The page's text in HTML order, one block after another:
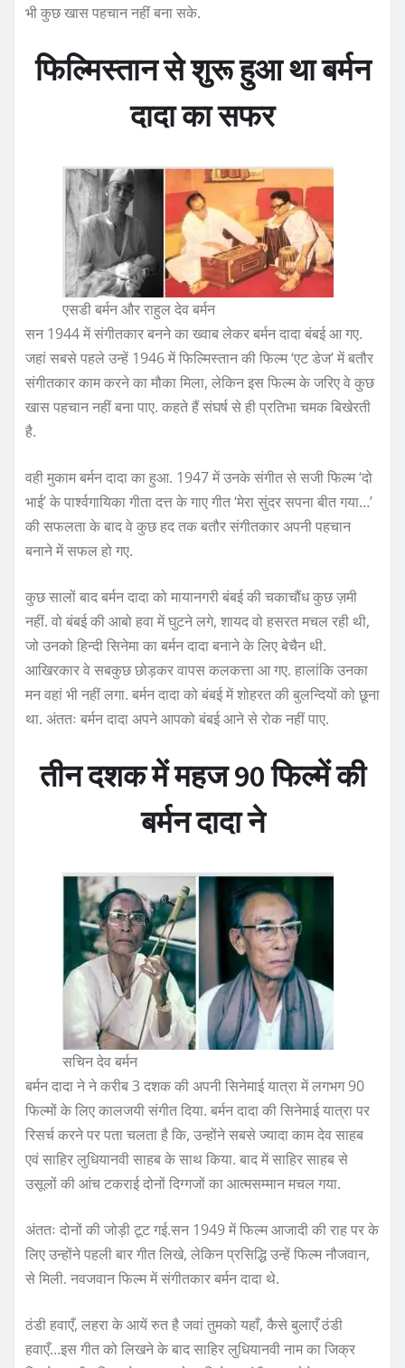
भी कुछ खास पहचान नहीं बना सके.
फिल्मिस्तान से शुरू हुआ था बर्मन
दादा का सफर
एसडी बर्मन और राहुल देव बर्मन
सन 1944 में संगीतकार बनने का ख्वाब लेकर बर्मन दादा बंबई आ गए.
जहां सबसे पहले उन्हें 1946 में फिल्मिस्तान की फिल्म ‘एट डेज’ में बतौर
संगीतकार काम करने का मौका मिला, लेकिन इस फिल्म के जरिए वे कुछ
खास पहचान नहीं बना पाए. कहते हैं संघर्ष से ही प्रतिभा चमक बिखेरती
है.
वही मुकाम बर्मन दादा का हुआ. 1947 में उनके संगीत से सजी फिल्म ‘दो
भाई’ के पार्श्वगायिका गीता दत्त के गाए गीत ‘मेरा सुंदर सपना बीत गया…’
की सफलता के बाद वे कुछ हद तक बतौर संगीतकार अपनी पहचान
बनाने में सफल हो गए.
कुछ सालों बाद बर्मन दादा को मायानगरी बंबई की चकाचौंध कुछ ज़मी
नहीं. वो बंबई की आबो हवा में घुटने लगे, शायद वो हसरत मचल रही थी,
जो उनको हिन्दी सिनेमा का बर्मन दादा बनाने के लिए बेचैन थी.
आखिरकार वे सबकुछ छोड़कर वापस कलकत्ता आ गए. हालांकि उनका
मन वहां भी नहीं लगा. बर्मन दादा को बंबई में शोहरत की बुलन्दियों को छूना
था. अंततः बर्मन दादा अपने आपको बंबई आने से रोक नहीं पाए.
तीन दशक में महज 90 फिल्में की
बर्मन दादा ने
सचिन देव बर्मन
बर्मन दादा ने ने करीब 3 दशक की अपनी सिनेमाई यात्रा में लगभग 90
फिल्मों के लिए कालजयी संगीत दिया. बर्मन दादा की सिनेमाई यात्रा पर
रिसर्च करने पर पता चलता है कि, उन्होंने सबसे ज्यादा काम देव साहब
एवं साहिर लुधियानवी साहब के साथ किया. बाद में साहिर साहब से
उसूलों की आंच टकराई दोनों दिग्गजों का आत्मसम्मान मचल गया.
अंततः दोनों की जोड़ी टूट गई.सन 1949 में फिल्म आजादी की राह पर के
लिए उन्होंने पहली बार गीत लिखे, लेकिन प्रसिद्धि उन्हें फिल्म नौजवान,
से मिली. नवजवान फिल्म में संगीतकार बर्मन दादा थे.
ठंडी हवाएँ, लहरा के आयें रुत है जवां तुमको यहाँ, कैसे बुलाएँ ठंडी
हवाएँ…इस गीत को लिखने के बाद साहिर लुधियानवी नाम का जिक्र